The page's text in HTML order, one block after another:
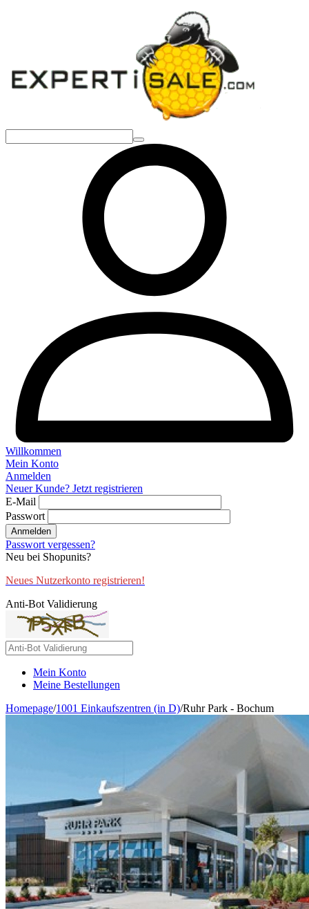
Willkommen
Mein Konto
Anmelden
Neuer Kunde? Jetzt registrieren
E-Mail
Passwort
Anmelden
Passwort vergessen?
Neu bei Shopunits?
Neues Nutzerkonto registrieren!
Anti-Bot Validierung
Mein Konto
Meine Bestellungen
Homepage/1001 Einkaufszentren (in D)/Ruhr Park - Bochum